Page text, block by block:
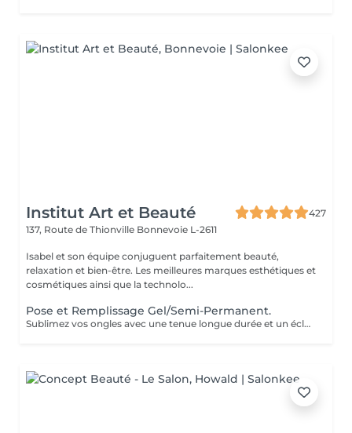
Institut Art et Beauté
427
137, Route de Thionville Bonnevoie L-2611
Isabel et son équipe conjuguent parfaitement beauté,
relaxation et bien-être. Les meilleures marques esthétiques et
cosmétiques ainsi que la technolo...
Pose et Remplissage Gel/Semi-Permanent.
Sublimez vos ongles avec une tenue longue durée et un éclat impeccable. Offrez-vous des mains toujours parfaites sans effort !